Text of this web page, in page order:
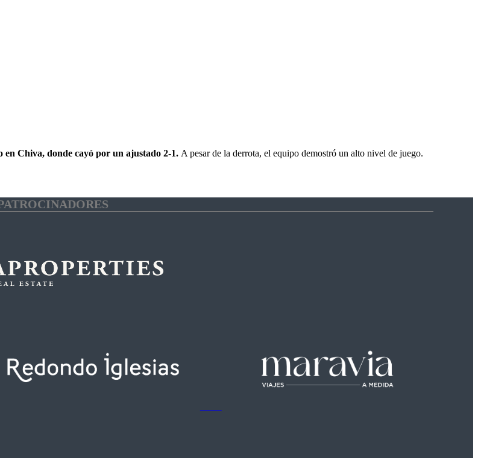
Chiva, donde cayó por un ajustado 2-1. A pesar de la derrota, el equipo demostró un alto nivel de juego.